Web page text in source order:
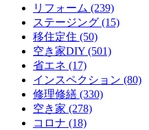
リフォーム (239)
ステージング (15)
移住定住 (50)
空き家DIY (501)
省エネ (17)
インスペクション (80)
修理修繕 (330)
空き家 (278)
コロナ (18)